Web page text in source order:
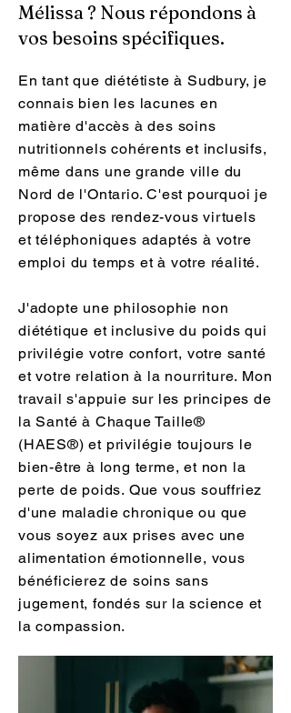
Mélissa ? Nous répondons à
vos besoins spécifiques.
En tant que diététiste à Sudbury, je
connais bien les lacunes en
matière d'accès à des soins
nutritionnels cohérents et inclusifs,
même dans une grande ville du
Nord de l'Ontario. C'est pourquoi je
propose des rendez-vous virtuels
et téléphoniques adaptés à votre
emploi du temps et à votre réalité.
J'adopte une philosophie non
diététique et inclusive du poids qui
privilégie votre confort, votre santé
et votre relation à la nourriture. Mon
travail s'appuie sur les principes de
la Santé à Chaque Taille®
(HAES®) et privilégie toujours le
bien-être à long terme, et non la
perte de poids. Que vous souffriez
d'une maladie chronique ou que
vous soyez aux prises avec une
alimentation émotionnelle, vous
bénéficierez de soins sans
jugement, fondés sur la science et
la compassion.